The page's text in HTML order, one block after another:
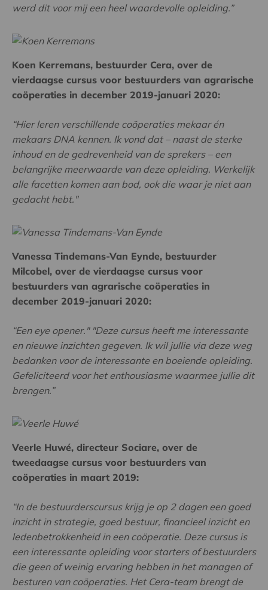
werd dit voor mij een heel waardevolle opleiding.”
Koen Kerremans, bestuurder Cera, over de
vierdaagse cursus voor bestuurders van agrarische
coöperaties in december 2019-januari 2020:
“Hier leren verschillende coöperaties mekaar én
mekaars DNA kennen. Ik vond dat – naast de sterke
inhoud en de gedrevenheid van de sprekers – een
belangrijke meerwaarde van deze opleiding. Werkelijk
alle facetten komen aan bod, ook die waar je niet aan
gedacht hebt."
Vanessa Tindemans-Van Eynde, bestuurder
Milcobel, over de vierdaagse cursus voor
bestuurders van agrarische coöperaties in
december 2019-januari 2020:
“Een eye opener." "Deze cursus heeft me interessante
en nieuwe inzichten gegeven. Ik wil jullie via deze weg
bedanken voor de interessante en boeiende opleiding.
Gefeliciteerd voor het enthousiasme waarmee jullie dit
brengen.”
Veerle Huwé, directeur Sociare, over de
tweedaagse cursus voor bestuurders van
coöperaties in maart 2019:
“In de bestuurderscursus krijg je op 2 dagen een goed
inzicht in strategie, goed bestuur, financieel inzicht en
ledenbetrokkenheid in een coöperatie. Deze cursus is
een interessante opleiding voor starters of bestuurders
die geen of weinig ervaring hebben in het managen of
besturen van coöperaties. Het Cera-team brengt de